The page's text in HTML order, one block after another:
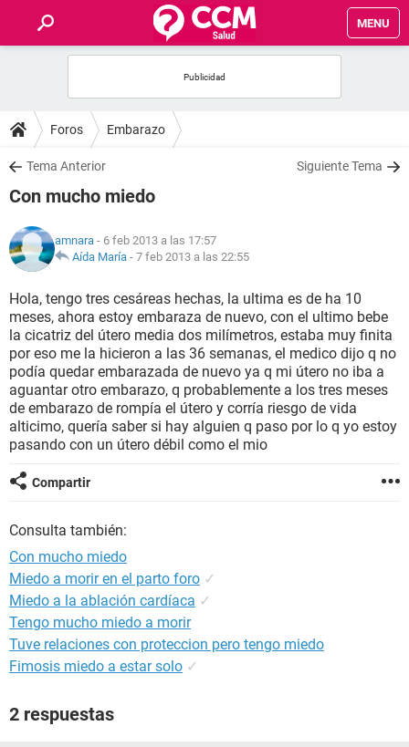
MENU
FOROS
SALUD
NUTRICIÓN
BIENESTAR
SEXUALIDAD
GLOSARIO
Foros Embarazo
Tema Anterior Siguiente Tema
Con mucho miedo
amnara - 6 feb 2013 a las 17:57
Aída María - 7 feb 2013 a las 22:55
Hola, tengo tres cesáreas hechas, la ultima es de ha 10
meses, ahora estoy embaraza de nuevo, con el ultimo bebe
la cicatriz del útero media dos milímetros, estaba muy finita
por eso me la hicieron a las 36 semanas, el medico dijo q no
podía quedar embarazada de nuevo ya q mi útero no iba a
aguantar otro embarazo, q probablemente a los tres meses
de embarazo de rompía el útero y corría riesgo de vida
alticimo, quería saber si hay alguien q paso por lo q yo estoy
pasando con un útero débil como el mio
Compartir
Consulta también:
Con mucho miedo
Miedo a morir en el parto foro ✓
Miedo a la ablación cardíaca ✓
Tengo mucho miedo a morir
Tuve relaciones con proteccion pero tengo miedo
Fimosis miedo a estar solo ✓
2 respuestas